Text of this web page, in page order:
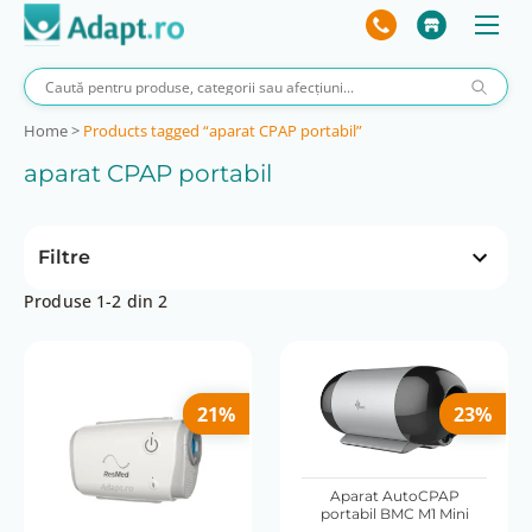
Home> Products tagged “aparat CPAP portabil”
aparat CPAP portabil
Filtre
Consum de energie (W)
6.3 W
Produse 1-2 din 2
21% 23%
Aparat AutoCPAP
portabil BMC M1 Mini